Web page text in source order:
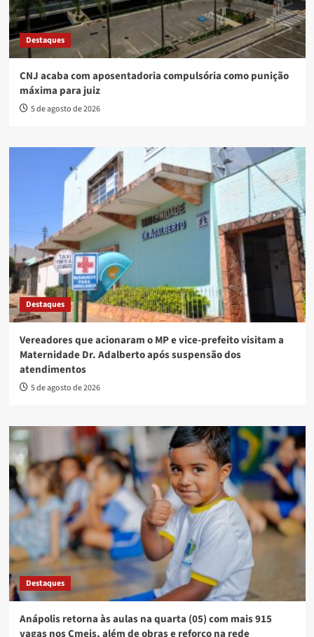
Destaques
CNJ acaba com aposentadoria compulsória como punição
máxima para juiz
5 de agosto de 2026
Destaques
Vereadores que acionaram o MP e vice-prefeito visitam a
Maternidade Dr. Adalberto após suspensão dos
atendimentos
5 de agosto de 2026
Destaques
Anápolis retorna às aulas na quarta (05) com mais 915
vagas nos Cmeis, além de obras e reforço na rede